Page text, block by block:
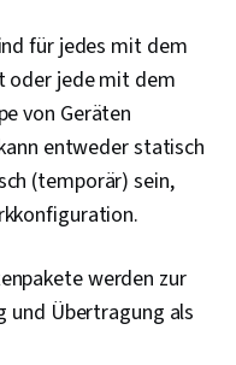
Sicherheitsstrategie,
Linux-
Dateisysteme,
Berechtigung
Relationale
Netzwerk-Modell,
private Netzwerke
Cloud-Sicherheit,
für jedes mit dem
oder jede mit dem
von Geräten
entweder statisch
(temporär) sein,
werden zur
und Übertragung als